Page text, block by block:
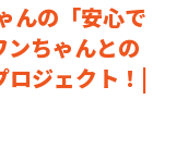
んの「安心で
ンちゃんとの
ロジェクト！|